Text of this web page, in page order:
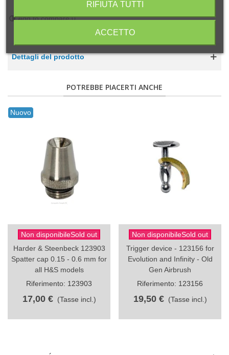
Add to compare 0
Dettagli del prodotto
POTREBBE PIACERTI ANCHE
Nuovo
Non disponibileSold out
Harder & Steenbeck 123903
Spatter cap 0.15 - 0.6 mm for
all H&S models
Riferimento: 123903
17,00 € (Tasse incl.)
Non disponibileSold out
Trigger device - 123156 for
Evolution and Infinity - Old
Gen Airbrush
Riferimento: 123156
19,50 € (Tasse incl.)
RIFIUTA TUTTI
ACCETTO